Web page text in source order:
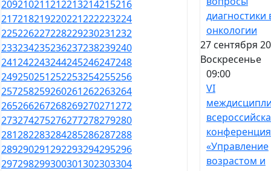
209210211212213214215216
217218219220221222223224
225226227228229230231232
233234235236237238239240
241242243244245246247248
249250251252253254255256
257258259260261262263264
265266267268269270271272
273274275276277278279280
281282283284285286287288
289290291292293294295296
297298299300301302303304
диагностики
онкологии
27 сентября
Воскресенье
09:00
VI
конференция
«Управление
возрастом и